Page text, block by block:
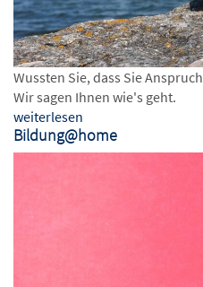
Wussten Sie, dass Sie
Wir sagen Ihnen wie's geht.
weiterlesen
Bildung@home